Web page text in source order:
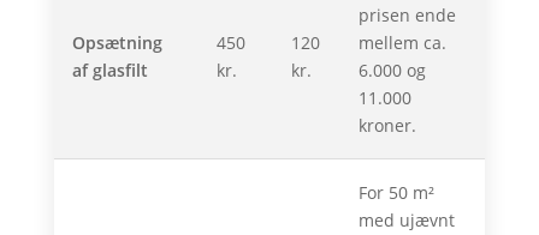
Opsætning
af glasfilt
450
kr.
120
kr.
prisen ende
mellem ca.
6.000 og
11.000
kroner.
For 50 m²
med ujævnt